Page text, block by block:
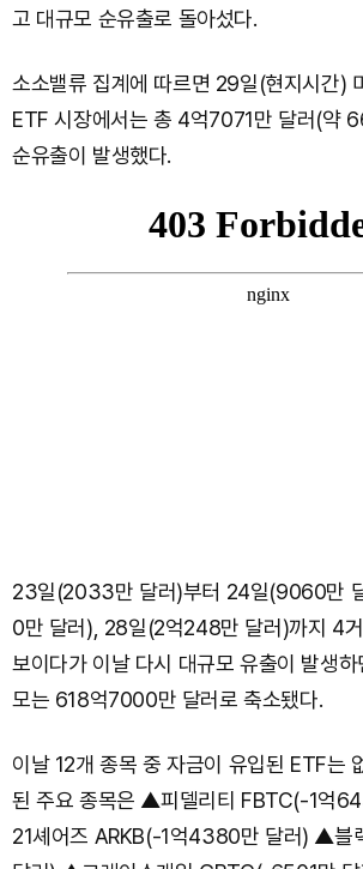
고 대규모 순유출로 돌아섰다.
소소밸류 집계에 따르면 29일(현지시간)
ETF 시장에서는 총 4억7071만 달러(약
순유출이 발생했다.
23일(2033만 달러)부터 24일(9060만
0만 달러), 28일(2억248만 달러)까지 4
보이다가 이날 다시 대규모 유출이 발생
모는 618억7000만 달러로 축소됐다.
이날 12개 종목 중 자금이 유입된 ETF는
된 주요 종목은 ▲피델리티 FBTC(-1억
21셰어즈 ARKB(-1억4380만 달러) ▲블